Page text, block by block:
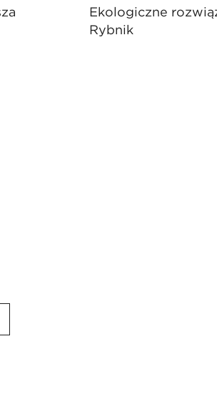
Ekologiczne
Rybnik